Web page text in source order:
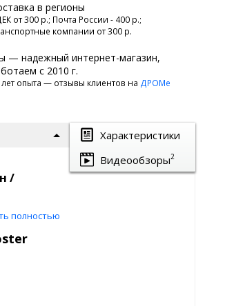
в регионы
от 300 р.; Почта России - 400 р.;
компании от 300 р.
— надежный интернет-магазин,
с 2010 г.
лет опыта — отзывы клиентов на ДРОМе
Характеристики
Видеообзоры2
/
отклик
полностью